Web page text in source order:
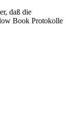
daß die
Book Protokolle